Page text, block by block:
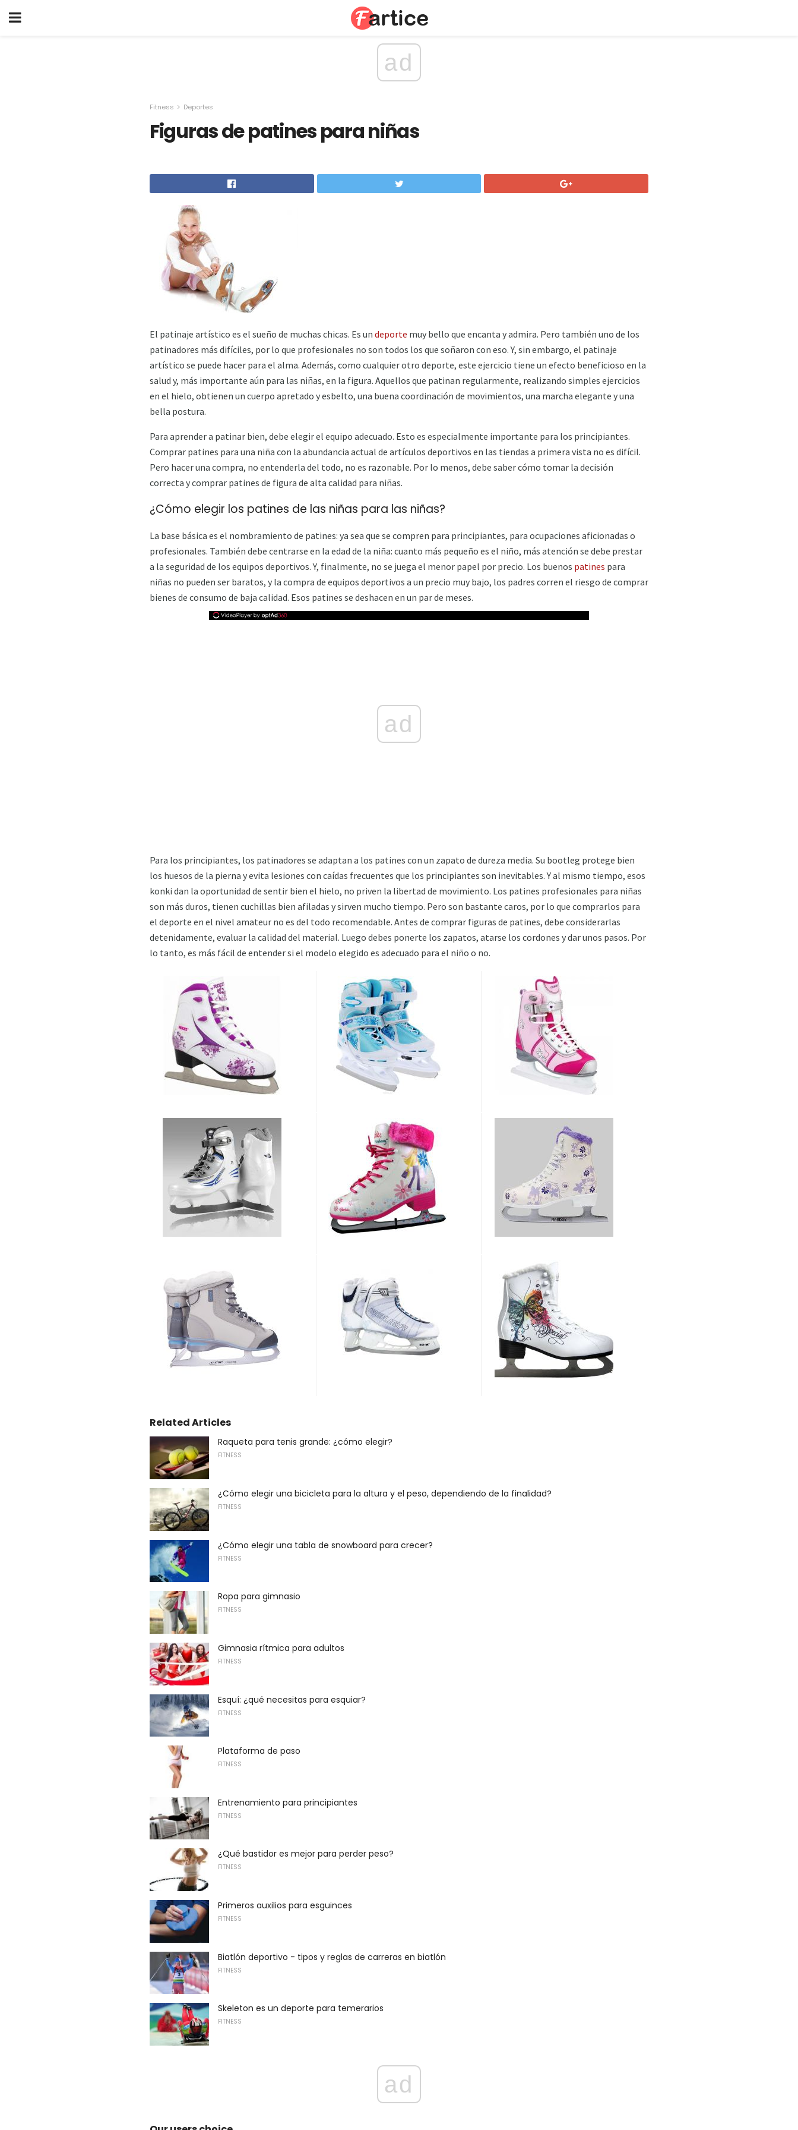
ad
Fitness Deportes
Figuras de patines para niñas
El patinaje artístico es el sueño de muchas chicas. Es un deporte muy bello que encanta y admira. Pero también uno de los
patinadores más difíciles, por lo que profesionales no son todos los que soñaron con eso. Y, sin embargo, el patinaje
artístico se puede hacer para el alma. Además, como cualquier otro deporte, este ejercicio tiene un efecto beneficioso en la
salud y, más importante aún para las niñas, en la figura. Aquellos que patinan regularmente, realizando simples ejercicios
en el hielo, obtienen un cuerpo apretado y esbelto, una buena coordinación de movimientos, una marcha elegante y una
bella postura.
Para aprender a patinar bien, debe elegir el equipo adecuado. Esto es especialmente importante para los principiantes.
Comprar patines para una niña con la abundancia actual de artículos deportivos en las tiendas a primera vista no es difícil.
Pero hacer una compra, no entenderla del todo, no es razonable. Por lo menos, debe saber cómo tomar la decisión
correcta y comprar patines de figura de alta calidad para niñas.
¿Cómo elegir los patines de las niñas para las niñas?
La base básica es el nombramiento de patines: ya sea que se compren para principiantes, para ocupaciones aficionadas o
profesionales. También debe centrarse en la edad de la niña: cuanto más pequeño es el niño, más atención se debe prestar
a la seguridad de los equipos deportivos. Y, finalmente, no se juega el menor papel por precio. Los buenos patines para
niñas no pueden ser baratos, y la compra de equipos deportivos a un precio muy bajo, los padres corren el riesgo de comprar
bienes de consumo de baja calidad. Esos patines se deshacen en un par de meses.
ad
Para los principiantes, los patinadores se adaptan a los patines con un zapato de dureza media. Su bootleg protege bien
los huesos de la pierna y evita lesiones con caídas frecuentes que los principiantes son inevitables. Y al mismo tiempo, esos
konki dan la oportunidad de sentir bien el hielo, no priven la libertad de movimiento. Los patines profesionales para niñas
son más duros, tienen cuchillas bien afiladas y sirven mucho tiempo. Pero son bastante caros, por lo que comprarlos para
el deporte en el nivel amateur no es del todo recomendable. Antes de comprar figuras de patines, debe considerarlas
detenidamente, evaluar la calidad del material. Luego debes ponerte los zapatos, atarse los cordones y dar unos pasos. Por
lo tanto, es más fácil de entender si el modelo elegido es adecuado para el niño o no.
Related Articles
Raqueta para tenis grande: ¿cómo elegir?
FITNESS
¿Cómo elegir una bicicleta para la altura y el peso, dependiendo de la finalidad?
FITNESS
¿Cómo elegir una tabla de snowboard para crecer?
FITNESS
Ropa para gimnasio
FITNESS
Gimnasia rítmica para adultos
FITNESS
Esquí: ¿qué necesitas para esquiar?
FITNESS
Plataforma de paso
FITNESS
Entrenamiento para principiantes
FITNESS
¿Qué bastidor es mejor para perder peso?
FITNESS
Primeros auxilios para esguinces
FITNESS
Biatlón deportivo - tipos y reglas de carreras en biatlón
FITNESS
Skeleton es un deporte para temerarios
FITNESS
ad